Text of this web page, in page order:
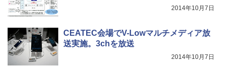
2014年10月7日
CEATEC会場でV-Lowマルチメディア放
送実施。3chを放送
2014年10月7日